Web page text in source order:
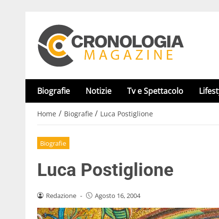
Biografie Notizie Tv e Spettacolo
Home / Biografie / Luca Postiglione
Biografie
Luca Postiglione
Redazione - Agosto 16, 2004